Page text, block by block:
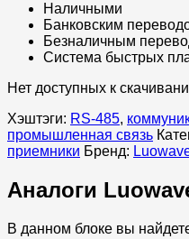
Наличными
Банковским
Безналичным
Система быстрых
Нет доступных к
Хэштэги: RS-485,
промышленная связь
приемники Бренд:
Аналоги
В данном блоке вы